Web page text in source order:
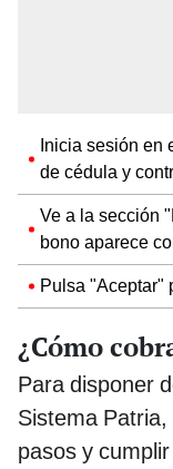
Inicia sesión en
de cédula y
Ve a la sección
bono aparece
Pulsa "Aceptar"
¿Cómo
Para disponer
Sistema
pasos y